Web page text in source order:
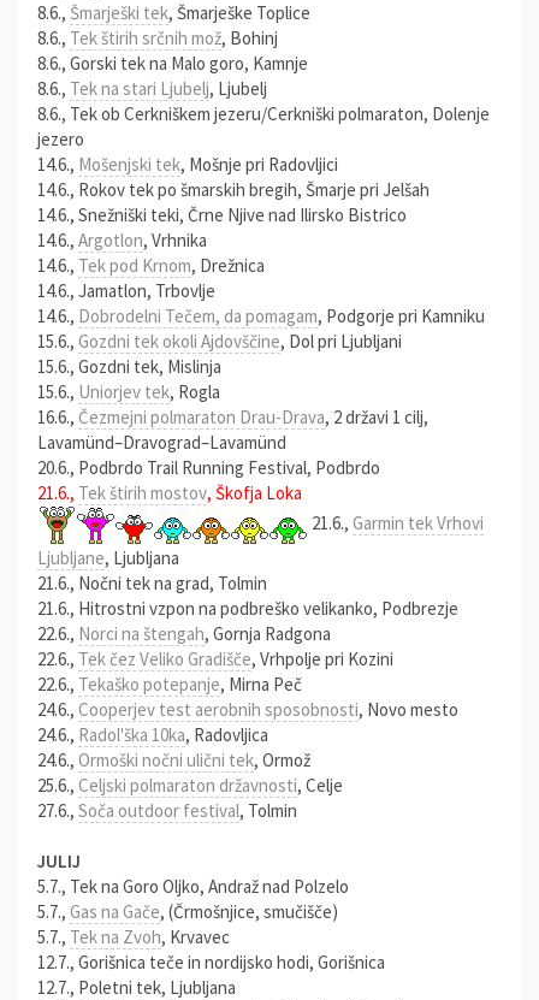
8.6., Šmarješki tek, Šmarješke Toplice
8.6., Tek štirih srčnih mož, Bohinj
8.6., Gorski tek na Malo goro, Kamnje
8.6., Tek na stari Ljubelj, Ljubelj
8.6., Tek ob Cerkniškem jezeru/Cerkniški polmaraton, Dolenje
jezero
14.6., Mošenjski tek, Mošnje pri Radovljici
14.6., Rokov tek po šmarskih bregih, Šmarje pri Jelšah
14.6., Snežniški teki, Črne Njive nad Ilirsko Bistrico
14.6., Argotlon, Vrhnika
14.6., Tek pod Krnom, Drežnica
14.6., Jamatlon, Trbovlje
14.6., Dobrodelni Tečem, da pomagam, Podgorje pri Kamniku
15.6., Gozdni tek okoli Ajdovščine, Dol pri Ljubljani
15.6., Gozdni tek, Mislinja
15.6., Uniorjev tek, Rogla
16.6., Čezmejni polmaraton Drau-Drava, 2 državi 1 cilj,
Lavamünd–Dravograd–Lavamünd
20.6., Podbrdo Trail Running Festival, Podbrdo
21.6., Tek štirih mostov, Škofja Loka
21.6., Garmin tek Vrhovi
Ljubljane, Ljubljana
21.6., Nočni tek na grad, Tolmin
21.6., Hitrostni vzpon na podbreško velikanko, Podbrezje
22.6., Norci na štengah, Gornja Radgona
22.6., Tek čez Veliko Gradišče, Vrhpolje pri Kozini
22.6., Tekaško potepanje, Mirna Peč
24.6., Cooperjev test aerobnih sposobnosti, Novo mesto
24.6., Radol'ška 10ka, Radovljica
24.6., Ormoški nočni ulični tek, Ormož
25.6., Celjski polmaraton državnosti, Celje
27.6., Soča outdoor festival, Tolmin
JULIJ
5.7., Tek na Goro Oljko, Andraž nad Polzelo
5.7., Gas na Gače, (Črmošnjice, smučišče)
5.7., Tek na Zvoh, Krvavec
12.7., Gorišnica teče in nordijsko hodi, Gorišnica
12.7., Poletni tek, Ljubljana